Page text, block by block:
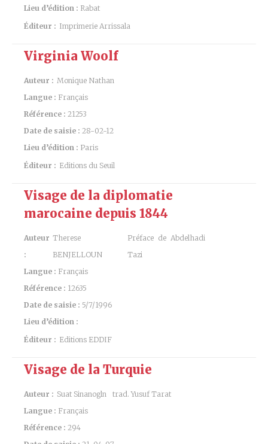
Lieu d’édition : Rabat
Éditeur : Imprimerie Arrissala
Virginia Woolf
Auteur : Monique Nathan
Langue : Français
Référence : 21253
Date de saisie : 28-02-12
Lieu d’édition : Paris
Éditeur : Editions du Seuil
Visage de la diplomatie
marocaine depuis 1844
Auteur
:
Therese
BENJELLOUN
Préface de Abdelhadi
Tazi
Langue : Français
Référence : 12635
Date de saisie : 5/7/1996
Lieu d’édition :
Éditeur : Editions EDDIF
Visage de la Turquie
Auteur : Suat Sinanogln
trad. Yusuf Tarat
Langue : Français
Référence : 294